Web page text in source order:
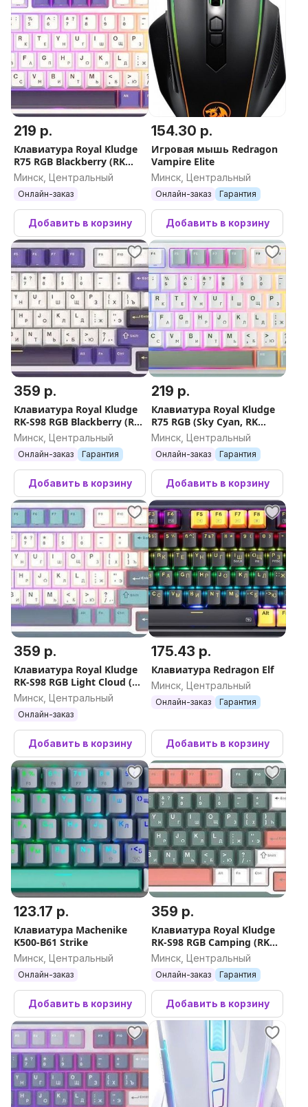
219 р.
Клавиатура Royal Kludge
R75 RGB Blackberry (RK
Brown)
Минск, Центральный
Онлайн-заказ
Добавить в корзину
154.30 р.
Игровая мышь Redragon
Vampire Elite
Минск, Центральный
Онлайн-заказ Гарантия
Добавить в корзину
359 р.
Клавиатура Royal Kludge
RK-S98 RGB Blackberry (RK
Chartreuse)
Минск, Центральный
Онлайн-заказ Гарантия
Добавить в корзину
219 р.
Клавиатура Royal Kludge
R75 RGB (Sky Cyan, RK
Silver)
Минск, Центральный
Онлайн-заказ Гарантия
Добавить в корзину
359 р.
Клавиатура Royal Kludge
RK-S98 RGB Light Cloud (RK
Brown)
Минск, Центральный
Онлайн-заказ
Добавить в корзину
175.43 р.
Клавиатура Redragon Elf
Минск, Центральный
Онлайн-заказ Гарантия
Добавить в корзину
123.17 р.
Клавиатура Machenike
K500-B61 Strike
Минск, Центральный
Онлайн-заказ
Добавить в корзину
359 р.
Клавиатура Royal Kludge
RK-S98 RGB Camping (RK
Chartreuse)
Минск, Центральный
Онлайн-заказ Гарантия
Добавить в корзину